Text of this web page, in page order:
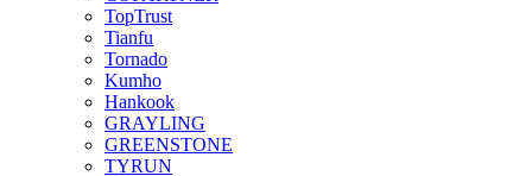
TopTrust
Tianfu
Tornado
Kumho
Hankook
GRAYLING
GREENSTONE
TYRUN